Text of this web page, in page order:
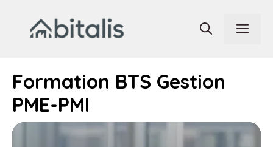
contenu
Formation BTS Gestion
PME-PMI